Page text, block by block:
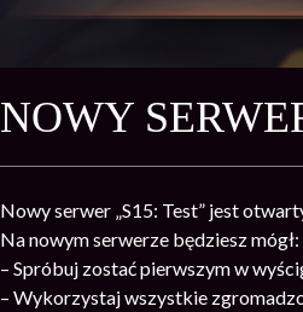
NOWY
Nowy serwer „S15: Test” jest
Na nowym serwerze będziesz mógł:
– Spróbuj zostać pierwszym w
– Wykorzystaj wszystkie